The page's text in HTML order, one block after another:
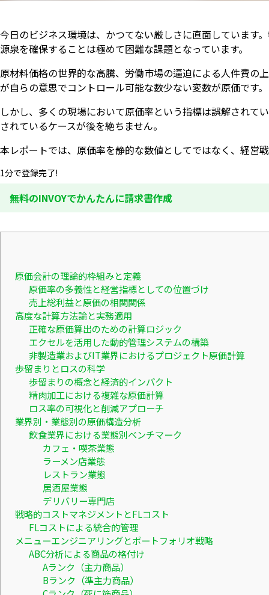
今日のビジネス環境は、かつてない厳しさに直面しています
源泉を確保することは極めて困難な課題となっています。
原材料価格の世界的な高騰、労働市場の逼迫による人件費の
が自らの意思でコントロール可能な数少ない変数が原価です。
しかし、多くの現場において原価率という指標は誤解されて
されているケースが後を絶ちません。
本レポートでは、原価率を静的な数値としてではなく、経営
1分で登録完了!
無料のINVOYでかんたんに請求書作成
原価会計の理論的枠組みと定義
原価率の多義性と経営指標としての位置づけ
売上総利益と原価の相関関係
高度な計算方法論と実務適用
正確な原価算出のための計算ロジック
エクセルを活用した動的管理システムの構築
非製造業およびIT業界におけるプロジェクト原価計算
歩留まりとロスの科学
歩留まりの概念と経済的インパクト
精肉加工における複雑な原価計算
ロス率の可視化と削減アプローチ
業界別・業態別の原価構造分析
飲食業界における業態別ベンチマーク
カフェ・喫茶業態
ラーメン店業態
レストラン業態
居酒屋業態
デリバリー専門店
戦略的コストマネジメントとFLコスト
FLコストによる統合的管理
メニューエンジニアリングとポートフォリオ戦略
ABC分析による商品の格付け
Aランク（主力商品）
Bランク（準主力商品）